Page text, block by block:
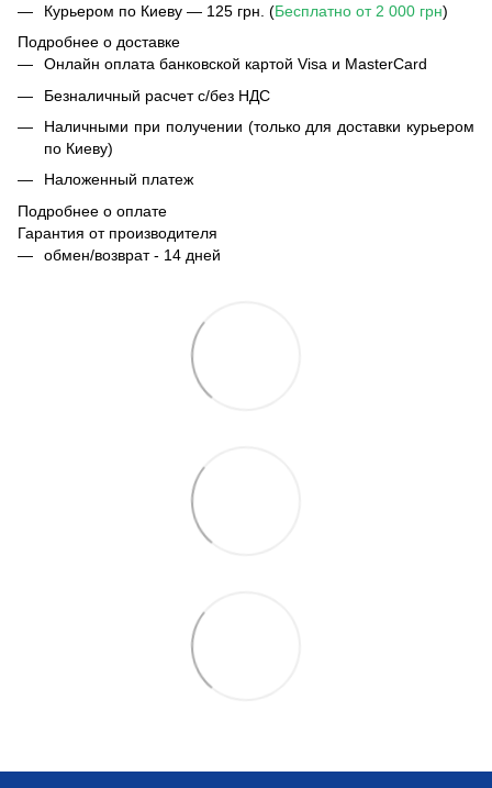
Курьером по Киеву — 125 грн. (Бесплатно от 2 000 грн)
Подробнее о доставке
Онлайн оплата банковской картой Visa и MasterCard
Безналичный расчет с/без НДС
Наличными при получении (только для доставки курьером
по Киеву)
Наложенный платеж
Подробнее о оплате
Гарантия от производителя
обмен/возврат - 14 дней